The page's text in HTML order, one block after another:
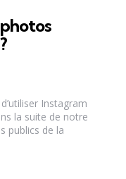
Instagram
la suite de notre
publics de la